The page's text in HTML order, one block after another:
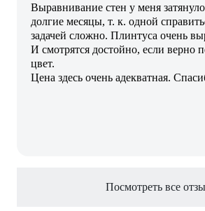
Выравнивание стен у меня
долгие месяцы, т. к. одной
задачей сложно. Плинтуса очень
И смотрятся достойно, если верно
цвет.
Цена здесь очень адекватная.
Посмотреть все